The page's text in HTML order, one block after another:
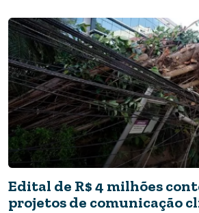
Edital de R$ 4 milhões
projetos de comunicação